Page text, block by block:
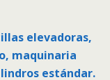
elevadoras,
maquinaria
estándar.